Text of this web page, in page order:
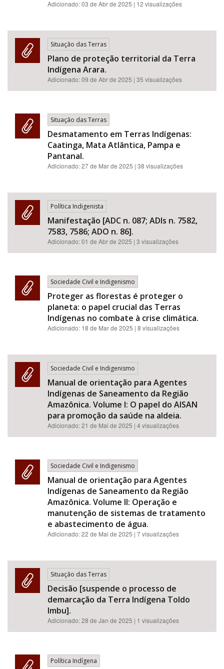
Adicionado:03 de Abr de 2025 | 12 visualizações
Situação das Terras
Plano de proteção territorial da Terra
Indígena Arara.
Adicionado:09 de Abr de 2025 | 35 visualizações
Situação das Terras
Desmatamento em Terras Indígenas:
Caatinga, Mata Atlântica, Pampa e
Pantanal.
Adicionado:27 de Mar de 2025 | 38 visualizações
Política Indigenista
Manifestação [ADC n. 087; ADIs n. 7582,
7583, 7586; ADO n. 86].
Adicionado:01 de Abr de 2025 | 3 visualizações
Sociedade Civil e Indigenismo
Proteger as florestas é proteger o
planeta: o papel crucial das Terras
Indígenas no combate à crise climática.
Adicionado: 18 de Mar de 2025 | 8 visualizações
Sociedade Civil e Indigenismo
Manual de orientação para Agentes
Indígenas de Saneamento da Região
Amazônica. Volume I: O papel do AISAN
para promoção da saúde na aldeia.
Adicionado:21 de Mai de 2025 | 4 visualizações
Sociedade Civil e Indigenismo
Manual de orientação para Agentes
Indígenas de Saneamento da Região
Amazônica. Volume II: Operação e
manutenção de sistemas de tratamento
e abastecimento de água.
Adicionado:22 de Mai de 2025 | 7 visualizações
Situação das Terras
Decisão [suspende o processo de
demarcação da Terra Indígena Toldo
Imbu].
Adicionado:28 de Jan de 2025 | 1 visualizações
Política Indígena